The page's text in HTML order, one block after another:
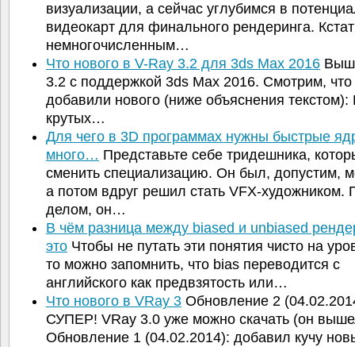
визуализации, а сейчас углубимся в
видеокарт для финального рендеринга.
немногочисленным…
Что нового в V-Ray 3.2 для 3ds Max 2016
3.2 с поддержкой 3ds Max 2016. Смотрим, что
добавили нового (ниже объяснения
крутых…
Для чего в 3D программах нужны быстрые
много… Представьте себе тридешника,
сменить специализацию. Он был, допустим,
а потом вдруг решил стать VFX-художником.
делом, он…
В чём разница между biased и unbiased
этоЧтобы не путать эти понятия чисто на
то можно запомнить, что bias переводится с
английского как предвзятость или…
Что нового в VRay 3Обновление 2
СУПЕР! VRay 3.0 уже можно скачать (он
Обновление 1 (04.02.2014): добавил кучу